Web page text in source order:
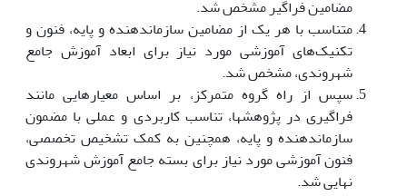
مضامین فراگیر مشخص شد.
متناسب با هر یک از مضامین سازمان­دهنده و پایه، فنون و
تکنیک‌های آموزشی مورد نیاز برای ابعاد آموزش جامع
شهروندی، مشخص شد.
سپس از راه گروه متمرکز، بر اساس معیارهایی مانند
فراگیری در پژوهش­ها، تناسب کاربردی و عملی با مضمون
سازمان­دهنده و پایه، همچنین به کمک تشخیص تخصصی،
فنون آموزشی مورد نیاز برای بسته­ جامع آموزش شهروندی
نهایی شد.